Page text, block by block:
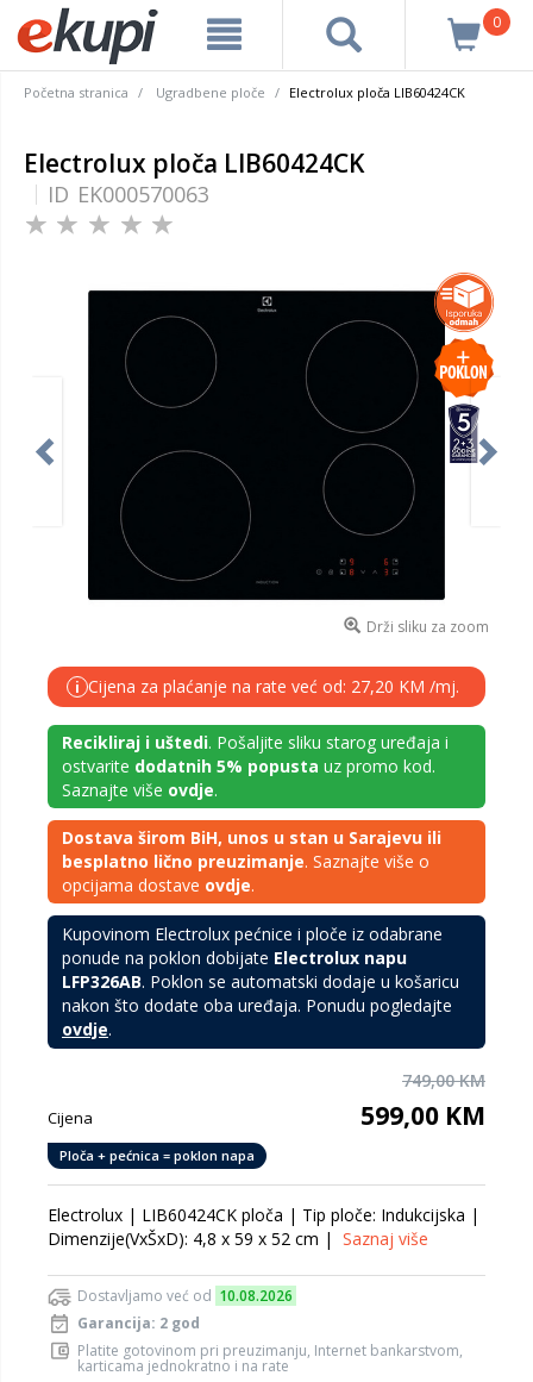
0
Početna stranica Ugradbene ploče Electrolux ploča LIB60424CK
Electrolux ploča LIB60424CK
ID EK000570063
Drži sliku za zoom
i Cijena za plaćanje na rate već od: 27,20 KM /mj.
Recikliraj i uštedi. Pošaljite sliku starog uređaja i
ostvarite dodatnih 5% popusta uz promo kod.
Saznajte više ovdje.
Dostava širom BiH, unos u stan u Sarajevu ili
besplatno lično preuzimanje. Saznajte više o
opcijama dostave ovdje.
Kupovinom Electrolux pećnice i ploče iz odabrane
ponude na poklon dobijate Electrolux napu
LFP326AB. Poklon se automatski dodaje u košaricu
nakon što dodate oba uređaja. Ponudu pogledajte
ovdje.
749,00 KM
Cijena 599,00 KM
Ploča + pećnica = poklon napa
Electrolux | LIB60424CK ploča | Tip ploče: Indukcijska |
Dimenzije(VxŠxD): 4,8 x 59 x 52 cm | Saznaj više
Dostavljamo već od 10.08.2026
Garancija: 2 god
Platite gotovinom pri preuzimanju, Internet bankarstvom,
karticama jednokratno i na rate